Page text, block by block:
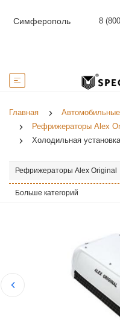
Симферополь 8
Главная
Рефрижераторы Alex
Холодильная
Рефрижераторы Alex Original
Больше категорий